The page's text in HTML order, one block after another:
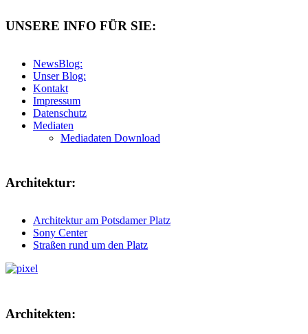
UNSERE INFO FÜR SIE:
NewsBlog:
Unser Blog:
Kontakt
Impressum
Datenschutz
Mediaten
Mediadaten Download
Architektur:
Architektur am Potsdamer Platz
Sony Center
Straßen rund um den Platz
Architekten: